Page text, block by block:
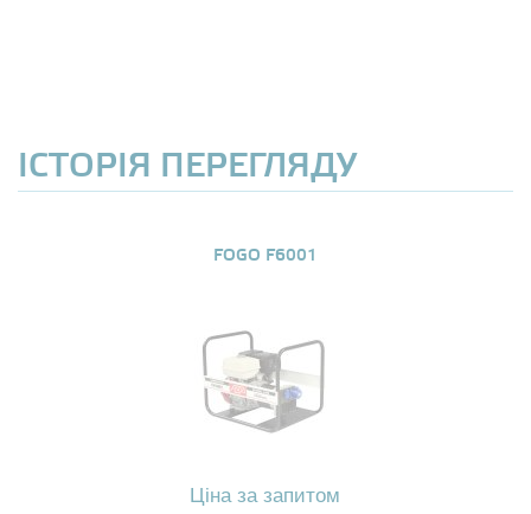
ІСТОРІЯ ПЕРЕГЛЯДУ
FOGO F6001
Ціна за запитом